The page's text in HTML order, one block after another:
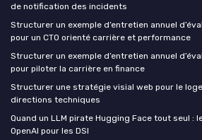
de notification des incidents
Structurer un exemple d’entretien annuel
pour un CTO orienté carrière et performance
Structurer un exemple d’entretien annuel
pour piloter la carrière en finance
Structurer une stratégie visial web pour le
directions techniques
Quand un LLM pirate Hugging Face tout seul :
OpenAI pour les DSI